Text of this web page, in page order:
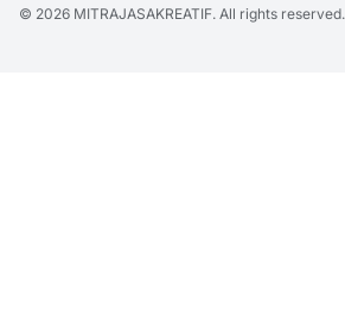
© 2026 MITRAJASAKREATIF. All rights reserved.